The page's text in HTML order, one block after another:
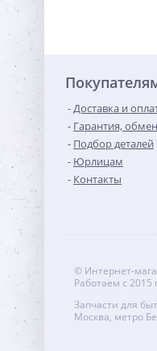
Доставка и
Гарантия,
Подбор деталей
Юрлицам
Контакты
© Интернет-
Работаем с 2015
Запчасти для
Москва, метро